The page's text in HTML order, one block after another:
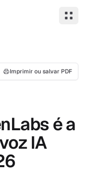
Imprimir ou salvar PDF
é a
IA